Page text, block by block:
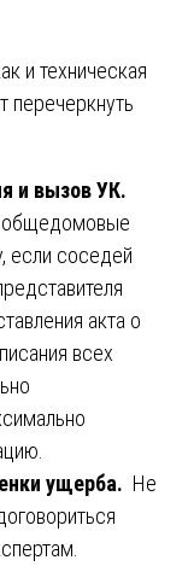
и техническая
перечеркнуть
и вызов УК.
общедомовые
если соседей
акта о
всех
ущерба. Не